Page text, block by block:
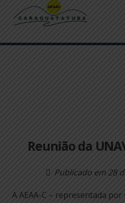
Reunião da
Publicado em 28
A AEAA-C – representada por